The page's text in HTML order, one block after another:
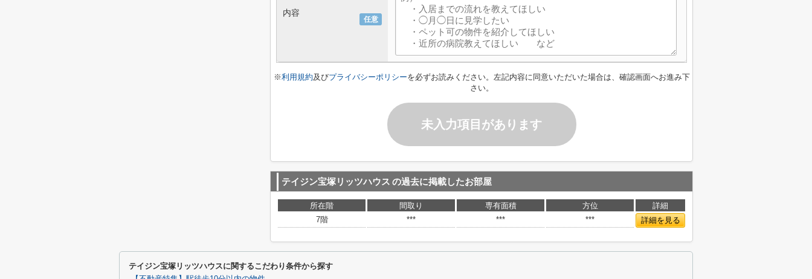
任意
内容
※利用規約及びプライバシーポリシーを必ずお読みください。左記内容に同意いただいた場合は、確認画面へお進み下
さい。
未入力項目があります
テイジン宝塚リッツハウス の過去に掲載したお部屋
所在階 間取り 専有面積 方位
詳細
7階
*** *** *** 詳細を見る
テイジン宝塚リッツハウスに関するこだわり条件から探す